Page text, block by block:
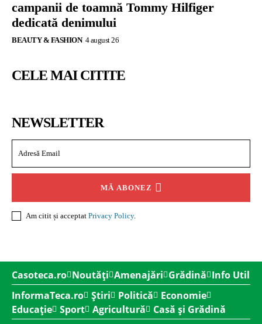
campanii de toamnă Tommy Hilfiger
dedicată denimului
BEAUTY & FASHION 4 august 26
CELE MAI CITITE
NEWSLETTER
MĂ ABONEZ
Am citit și acceptat Privacy Policy.
Casoteca.ro Noutăți Amenajări Grădină Info Util
InformaTeca.ro Știri Politică
Economie
Educație Sport Agricultură
Casă și Grădină